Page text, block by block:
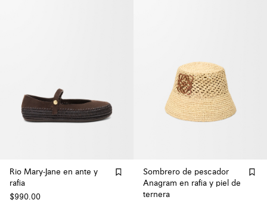
Rio Mary-Jane en ante y
rafia
$990.00
Sombrero de pescador
Anagram en rafia y piel de
ternera